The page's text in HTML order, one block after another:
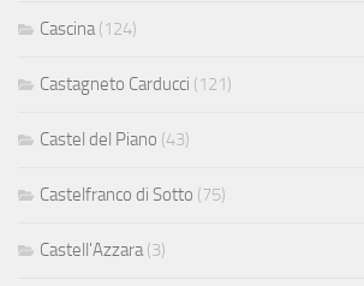
Cascina (124)
Castagneto Carducci (121)
Castel del Piano (43)
Castelfranco di Sotto (75)
Castell'Azzara (3)